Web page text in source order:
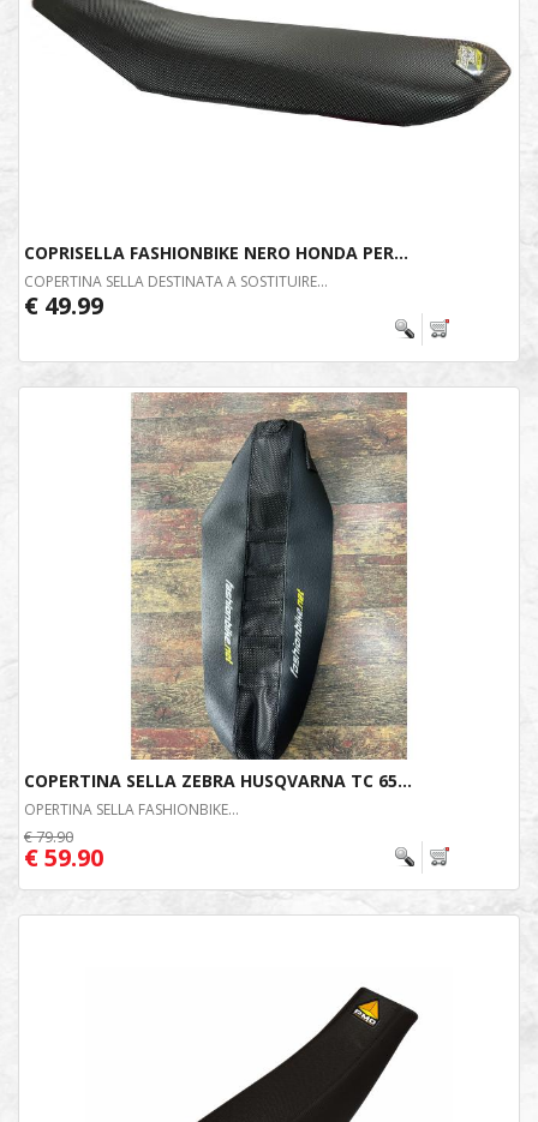
COPRISELLA FASHIONBIKE NERO HONDA PER...
COPERTINA SELLA DESTINATA A SOSTITUIRE...
€ 49.99
COPERTINA SELLA ZEBRA HUSQVARNA TC 65...
OPERTINA SELLA FASHIONBIKE...
€ 79.90
€ 59.90